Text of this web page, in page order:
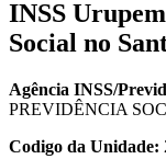
INSS
Social no
Agência INSS/
PREVIDÊNCIA
Codigo da Unidade: